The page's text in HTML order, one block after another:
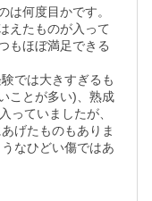
は何度目かです。
えたものが入って
もほぼ満足できる
では大きすぎるも
ことが多い)、熟成
っていましたが、
げたものもありま
なひどい傷ではあ